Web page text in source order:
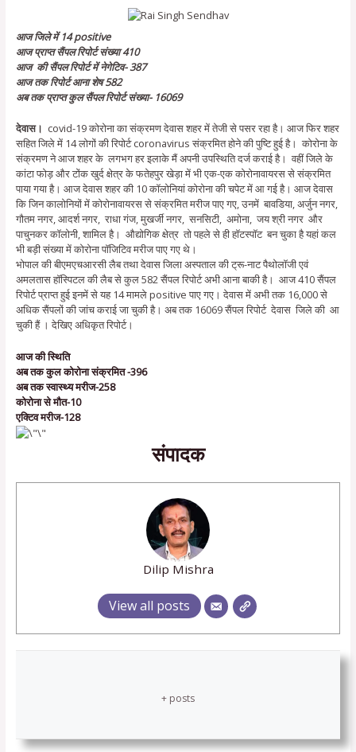
आज जिले में 14 positive
आज प्राप्त सैंपल रिपोर्ट संख्या 410
आज की सैंपल रिपोर्ट में नेगेटिव- 387
आज तक रिपोर्ट आना शेष 582
अब तक प्राप्त कुल सैंपल रिपोर्ट संख्या- 16069
देवास। covid-19 कोरोना का संक्रमण देवास शहर में तेजी से पसर रहा है। आज फिर शहर
सहित जिले में 14 लोगों की रिपोर्ट coronavirus संक्रमित होने की पुष्टि हुई है। कोरोना के
संक्रमण ने आज शहर के लगभग हर इलाके मैं अपनी उपस्थिति दर्ज कराई है। वहीं जिले के
कांटा फोड़ और टोंक खुर्द क्षेत्र के फतेहपुर खेड़ा में भी एक-एक कोरोनावायरस से संक्रमित
पाया गया है। आज देवास शहर की 10 कॉलोनियां कोरोना की चपेट में आ गई है। आज देवास
कि जिन कालोनियों में कोरोनावायरस से संक्रमित मरीज पाए गए, उनमें बावडिया, अर्जुन नगर,
गौतम नगर, आदर्श नगर, राधा गंज, मुखर्जी नगर, सनसिटी, अमोना, जय श्री नगर और
पाचुनकर कॉलोनी, शामिल है। औद्योगिक क्षेत्र तो पहले से ही हॉटस्पॉट बन चुका है यहां कल
भी बड़ी संख्या में कोरोना पॉजिटिव मरीज पाए गए थे।
भोपाल की बीएमएचआरसी लैब तथा देवास जिला अस्पताल की ट्रू-नाट पैथोलॉजी एवं
अमलतास हॉस्पिटल की लैब से कुल 582 सैंपल रिपोर्ट अभी आना बाकी है। आज 410 सैंपल
रिपोर्ट प्राप्त हुई इनमें से यह 14 मामले positive पाए गए। देवास में अभी तक 16,000 से
अधिक सैंपलों की जांच कराई जा चुकी है। अब तक 16069 सैंपल रिपोर्ट देवास जिले की आ
चुकी हैं । देखिए अधिकृत रिपोर्ट।
आज की स्थिति
अब तक कुल कोरोना संक्रमित -396
अब तक स्वास्थ्य मरीज-258
कोरोना से मौत-10
एक्टिव मरीज-128
संपादक
Dilip Mishra
View all posts
+ posts